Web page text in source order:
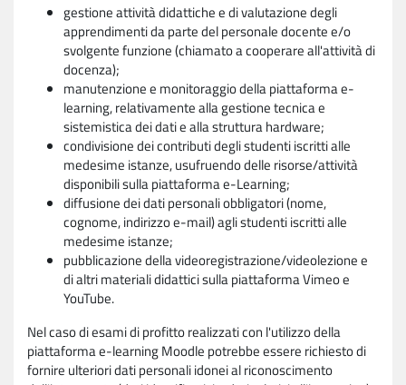
gestione attività didattiche e di valutazione degli
apprendimenti da parte del personale docente e/o
svolgente funzione (chiamato a cooperare all'attività di
docenza);
manutenzione e monitoraggio della piattaforma e-
learning, relativamente alla gestione tecnica e
sistemistica dei dati e alla struttura hardware;
condivisione dei contributi degli studenti iscritti alle
medesime istanze, usufruendo delle risorse/attività
disponibili sulla piattaforma e-Learning;
diffusione dei dati personali obbligatori (nome,
cognome, indirizzo e-mail) agli studenti iscritti alle
medesime istanze;
pubblicazione della videoregistrazione/videolezione e
di altri materiali didattici sulla piattaforma Vimeo e
YouTube.
Nel caso di esami di profitto realizzati con l'utilizzo della
piattaforma e-learning Moodle potrebbe essere richiesto di
fornire ulteriori dati personali idonei al riconoscimento